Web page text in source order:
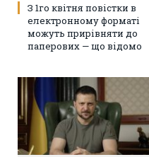
З 1го квітня повістки в
електронному форматі
можуть прирівняти до
паперових — що відомо